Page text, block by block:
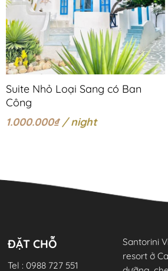
Suite Nhỏ Loại Sang có Ban
Công
1.000.000₫/ night
ĐẶT CHỖ
Tel : 0988 727 551
Santorini
resort ở